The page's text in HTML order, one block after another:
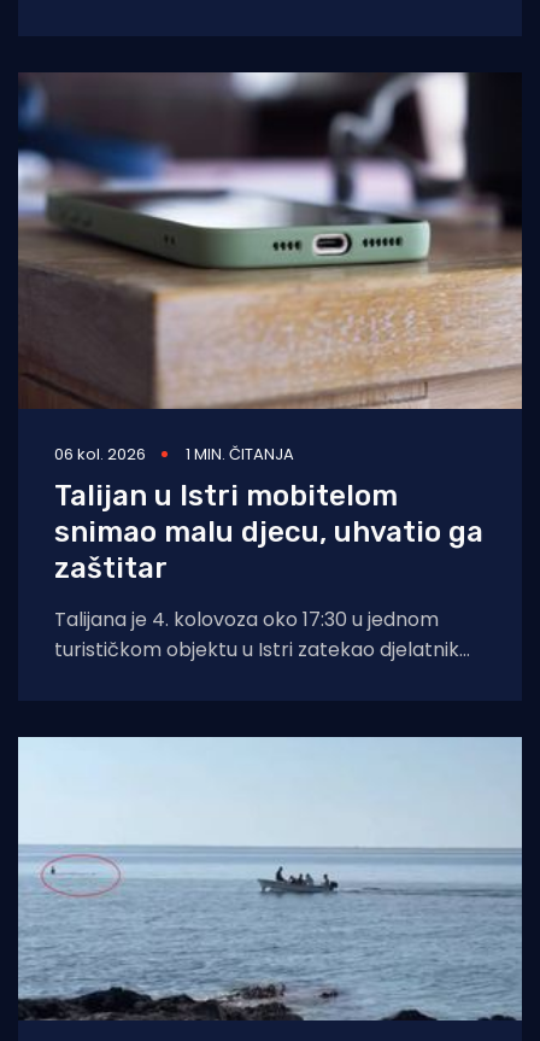
06 kol. 2026 1 MIN. ČITANJA
Talijan u Istri mobitelom
snimao malu djecu, uhvatio ga
zaštitar
Talijana je 4. kolovoza oko 17:30 u jednom
turističkom objektu u Istri zatekao djelatnik